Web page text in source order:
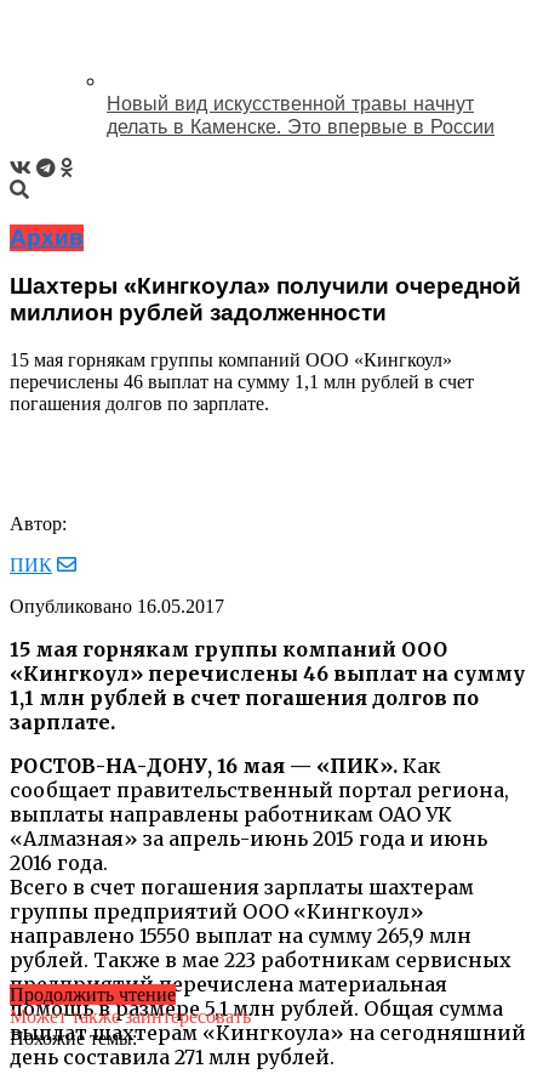
Новый вид искусственной травы начнут
делать в Каменске. Это впервые в России
Архив
Шахтеры «Кингкоула» получили очередной
миллион рублей задолженности
15 мая горнякам группы компаний ООО «Кингкоул»
перечислены 46 выплат на сумму 1,1 млн рублей в счет
погашения долгов по зарплате.
Автор:
ПИК
Опубликовано 16.05.2017
15 мая горнякам группы компаний ООО
«Кингкоул» перечислены 46 выплат на сумму
1,1 млн рублей в счет погашения долгов по
зарплате.
РОСТОВ-НА-ДОНУ, 16 мая — «ПИК». Как
сообщает правительственный портал региона,
выплаты направлены работникам ОАО УК
«Алмазная» за апрель-июнь 2015 года и июнь
2016 года.
Всего в счет погашения зарплаты шахтерам
группы предприятий ООО «Кингкоул»
направлено 15550 выплат на сумму 265,9 млн
рублей. Также в мае 223 работникам сервисных
предприятий перечислена материальная
помощь в размере 5,1 млн рублей. Общая сумма
выплат шахтерам «Кингкоула» на сегодняшний
день составила 271 млн рублей.
Продолжить чтение
Может также заинтересовать
Похожие темы: